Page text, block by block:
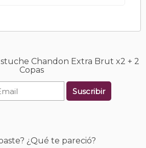
Chandon Extra Brut x2 + 2
Copas
Suscribir
¿Qué te pareció?